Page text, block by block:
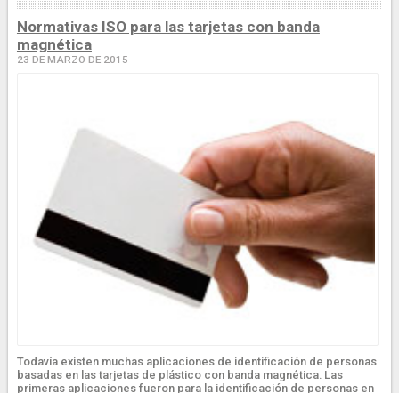
Normativas ISO para las tarjetas con banda
magnética
23 DE MARZO DE 2015
Todavía existen muchas aplicaciones de identificación de personas
basadas en las tarjetas de plástico con banda magnética. Las
primeras aplicaciones fueron para la identificación de personas en